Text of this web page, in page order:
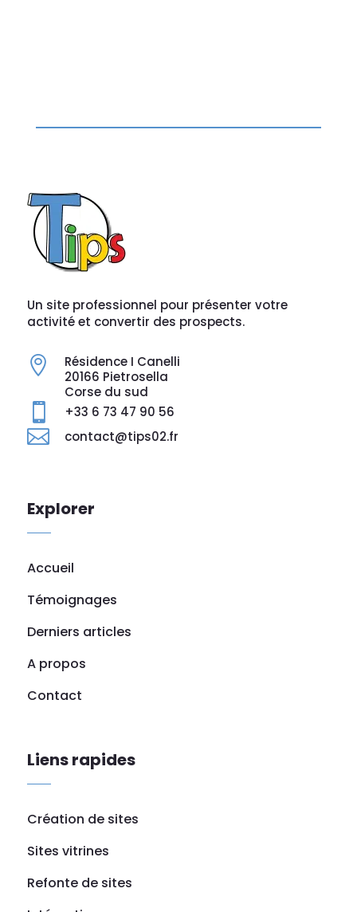
Un site professionnel pour présenter votre
activité et convertir des prospects.

Résidence I Canelli
20166 Pietrosella
Corse du sud
 +33 6 73 47 90 56
 contact@tips02.fr
Explorer
Accueil
Témoignages
Derniers articles
A propos
Contact
Liens rapides
Création de sites
Sites vitrines
Refonte de sites